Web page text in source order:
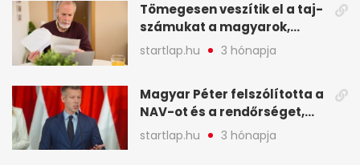
legfontosabb hírei
képekben
Tömegesen veszítik el a taj-
számukat a magyarok,
sokak ellen eljárást indít a
NAV - A hét hírei képekben
startlap.hu 3 hónapja
Magyar Péter felszólította a
NAV-ot és a rendőrséget,
tartóztassák le a NER-es
oligarchákat - A hét
startlap.hu 3 hónapja